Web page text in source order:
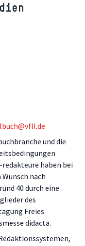
und die
haben bei
nach
40 durch eine
des
Freies
didacta.